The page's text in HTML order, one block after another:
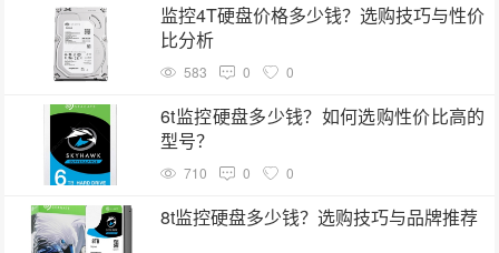
监控4T硬盘价格多少钱？选购技巧与性价
比分析
583 0 0
6t监控硬盘多少钱？如何选购性价比高的
型号？
710 0 0
8t监控硬盘多少钱？选购技巧与品牌推荐